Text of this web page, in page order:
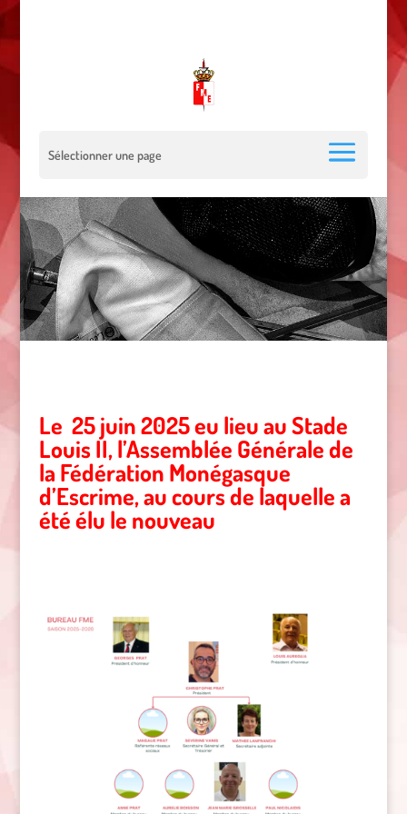
Sélectionner une page
Le 25 juin 2025 eu lieu au Stade
Louis II, l’Assemblée Générale de
la Fédération Monégasque
d’Escrime, au cours de laquelle a
été élu le nouveau